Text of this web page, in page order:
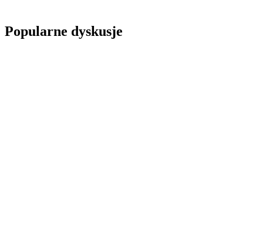
Popularne dyskusje